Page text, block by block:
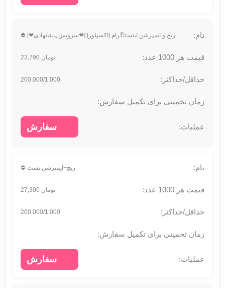
ریچ و ایمپرشن اینستاگرام [اکسپلور] [❤سرویس پیشنهادی❤] ⛔
تومان 23,790
200,000/1,000
سفارش
ریچ+ایمپرشن پست ⛔
تومان 27,300
200,000/1,000
سفارش